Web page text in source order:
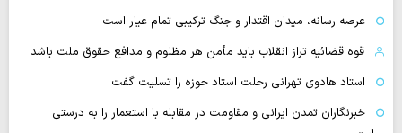
عرصه رسانه، میدان اقتدار و جنگ ترکیبی تمام عیار است
قوه قضائیه تراز انقلاب باید مأمن هر مظلوم و مدافع حقوق ملت باشد
استاد هادوی تهرانی رحلت استاد حوزه را تسلیت گفت
خبرنگاران تمدن ایرانی و مقاومت در مقابله با استعمار را به درستی